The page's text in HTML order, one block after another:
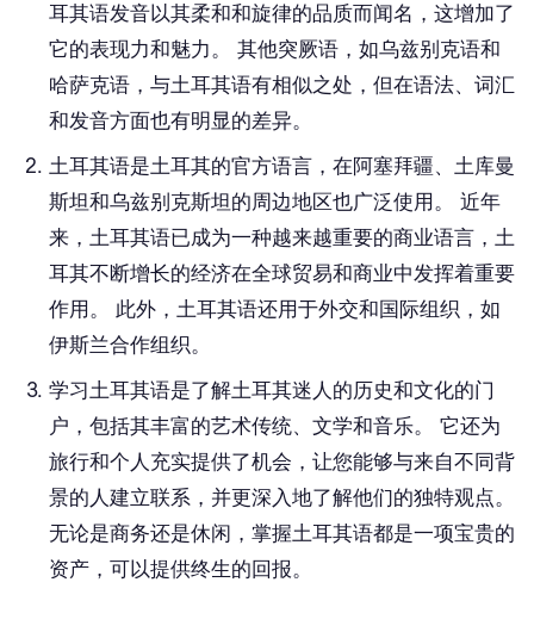
耳其语发音以其柔和和旋律的品质而闻名，这增加了
它的表现力和魅力。 其他突厥语，如乌兹别克语和
哈萨克语，与土耳其语有相似之处，但在语法、词汇
和发音方面也有明显的差异。
土耳其语是土耳其的官方语言，在阿塞拜疆、土库曼
斯坦和乌兹别克斯坦的周边地区也广泛使用。 近年
来，土耳其语已成为一种越来越重要的商业语言，土
耳其不断增长的经济在全球贸易和商业中发挥着重要
作用。 此外，土耳其语还用于外交和国际组织，如
伊斯兰合作组织。
学习土耳其语是了解土耳其迷人的历史和文化的门
户，包括其丰富的艺术传统、文学和音乐。 它还为
旅行和个人充实提供了机会，让您能够与来自不同背
景的人建立联系，并更深入地了解他们的独特观点。
无论是商务还是休闲，掌握土耳其语都是一项宝贵的
资产，可以提供终生的回报。